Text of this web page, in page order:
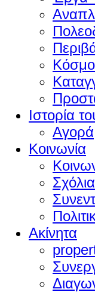
Ιστορία
Αγορά
Κοινωνία
Σχόλια
Ακίνητα